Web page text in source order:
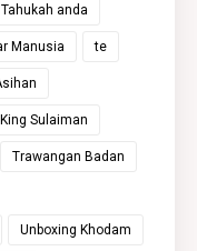
Tahukah anda
Manusia te
Sulaiman
Trawangan Badan
Unboxing Khodam